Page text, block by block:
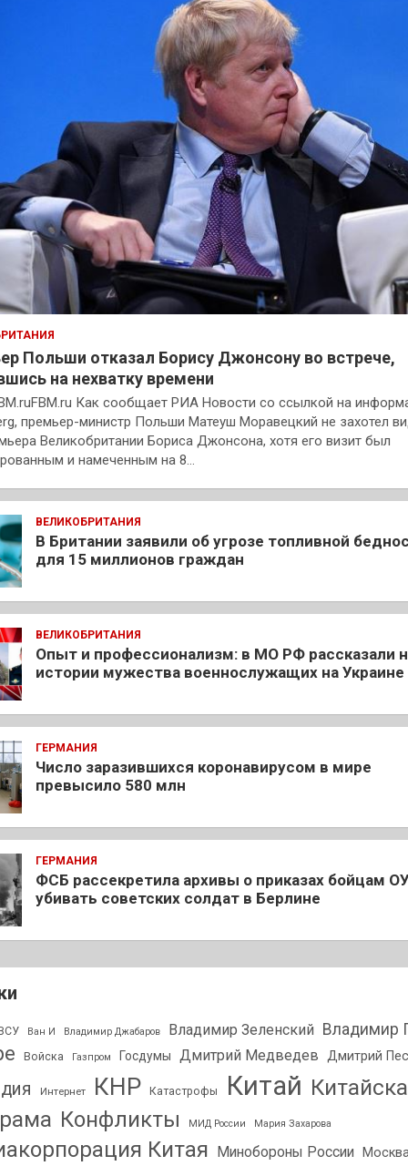
Польши отказал Борису Джонсону во встрече,
на нехватку времени
Как сообщает РИА Новости со ссылкой на
премьер-министр Польши Матеуш Моравецкий не захотел
Великобритании Бориса Джонсона, хотя его визит был
и намеченным на 8…
ВЕЛИКОБРИТАНИЯ
В Британии заявили об угрозе топливной
для 15 миллионов граждан
ВЕЛИКОБРИТАНИЯ
Опыт и профессионализм: в МО РФ рассказали
истории мужества военнослужащих на Украине
ГЕРМАНИЯ
Число заразившихся коронавирусом в мире
превысило 580 млн
ГЕРМАНИЯ
ФСБ рассекретила архивы о приказах бойцам
убивать советских солдат в Берлине
Ван И Владимир Джабаров Владимир Зеленский Владимир
Войска Газпром Госдумы Дмитрий Медведев Дмитрий
Интернет КНР Катастрофы Китай
Конфликты МИД России Мария Захарова
Китая Минобороны России